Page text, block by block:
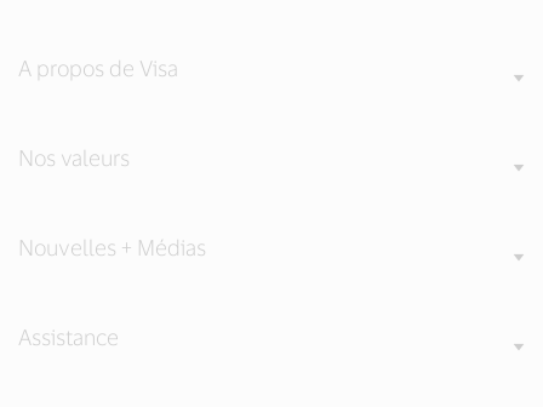
A propos de Visa
Nos valeurs
Nouvelles + Médias
Assistance